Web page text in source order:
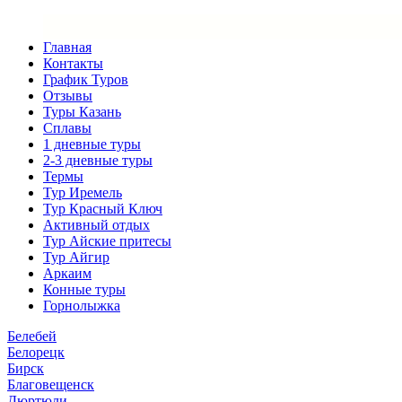
Главная
Контакты
График Туров
Отзывы
Туры Казань
Сплавы
1 дневные туры
2-3 дневные туры
Термы
Тур Иремель
Тур Красный Ключ
Активный отдых
Тур Айские притесы
Тур Айгир
Аркаим
Конные туры
Горнолыжка
Белебей
Белорецк
Бирск
Благовещенск